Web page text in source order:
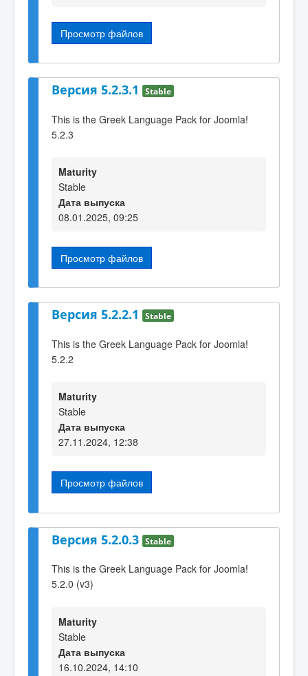
Просмотр файлов
Версия 5.2.3.1 Stable
This is the Greek Language Pack for Joomla!
5.2.3
Maturity
Stable
Дата выпуска
08.01.2025, 09:25
Просмотр файлов
Версия 5.2.2.1 Stable
This is the Greek Language Pack for Joomla!
5.2.2
Maturity
Stable
Дата выпуска
27.11.2024, 12:38
Просмотр файлов
Версия 5.2.0.3 Stable
This is the Greek Language Pack for Joomla!
5.2.0 (v3)
Maturity
Stable
Дата выпуска
16.10.2024, 14:10